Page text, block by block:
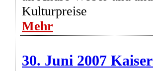
Kulturpreise
Mehr
30. Juni 2007